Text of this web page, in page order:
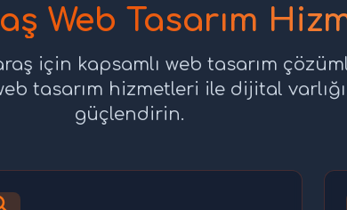
Web Tasarım
için kapsamlı web tasarım
tasarım hizmetleri ile dijital
güçlendirin.